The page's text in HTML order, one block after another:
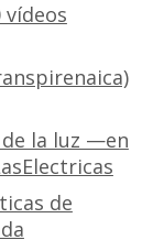
la luz —en
de